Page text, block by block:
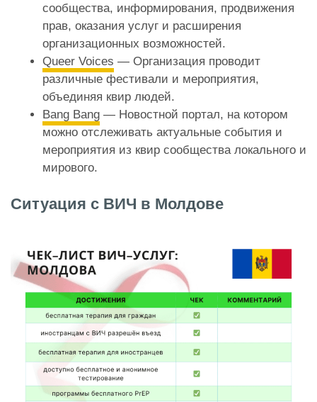
сообщества, информирования, продвижения
прав, оказания услуг и расширения
организационных возможностей.
Queer Voices — Организация проводит
различные фестивали и мероприятия,
объединяя квир людей.
Bang Bang — Новостной портал, на котором
можно отслеживать актуальные события и
мероприятия из квир сообщества локального и
мирового.
Ситуация с ВИЧ в Молдове